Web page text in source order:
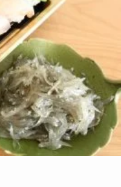
ヶ崎のローカル店